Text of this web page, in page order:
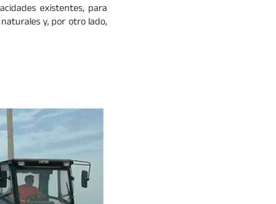
existentes, para
y, por otro lado,